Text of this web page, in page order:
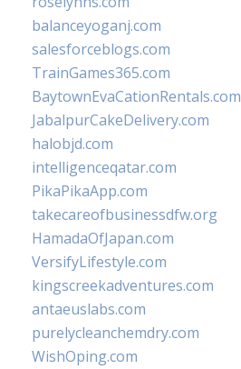
balanceyoganj.com
salesforceblogs.com
TrainGames365.com
BaytownEvaCationRentals.com
JabalpurCakeDelivery.com
halobjd.com
intelligenceqatar.com
PikaPikaApp.com
takecareofbusinessdfw.org
HamadaOfJapan.com
VersifyLifestyle.com
kingscreekadventures.com
antaeuslabs.com
purelycleanchemdry.com
WishOping.com